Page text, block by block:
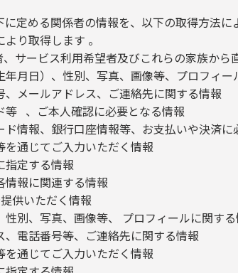
に定める関係者の情報を、以下の取得方法
り取得します 。
、サービス利用希望者及びこれらの家族から
月日）、性別、写真、画像等、プロフィー
メールアドレス、ご連絡先に関する情報
、ご本人確認に必要となる情報
情報、銀行口座情報等、お支払いや決済に
通じてご入力いただく情報
定する情報
報に関連する情報
供いただく情報
別、写真、画像等、 プロフィールに関する
電話番号等、ご連絡先に関する情報
通じてご入力いただく情報